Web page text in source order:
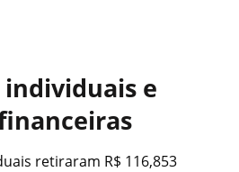
e
retiraram R$ 116,853